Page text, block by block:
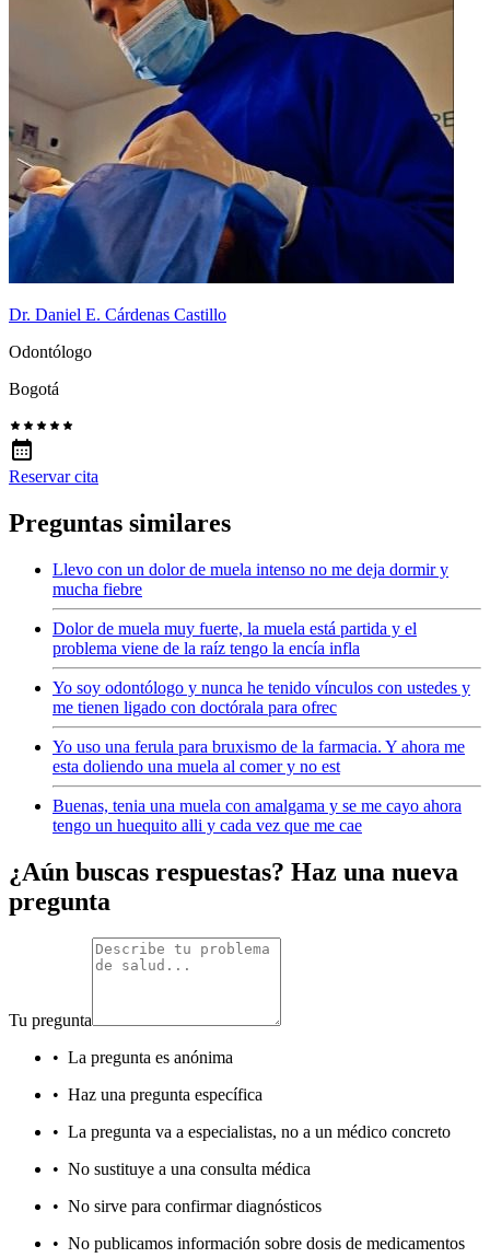
Dr. Daniel E. Cárdenas Castillo
Odontólogo
Bogotá
Reservar cita
Preguntas similares
Llevo con un dolor de muela intenso no me deja dormir y
mucha fiebre
Dolor de muela muy fuerte, la muela está partida y el
problema viene de la raíz tengo la encía infla
Yo soy odontólogo y nunca he tenido vínculos con ustedes y
me tienen ligado con doctórala para ofrec
Yo uso una ferula para bruxismo de la farmacia. Y ahora me
esta doliendo una muela al comer y no est
Buenas, tenia una muela con amalgama y se me cayo ahora
tengo un huequito alli y cada vez que me cae
¿Aún buscas respuestas? Haz una nueva
pregunta
Tu pregunta
• La pregunta es anónima
• Haz una pregunta específica
• La pregunta va a especialistas, no a un médico concreto
• No sustituye a una consulta médica
• No sirve para confirmar diagnósticos
• No publicamos información sobre dosis de medicamentos